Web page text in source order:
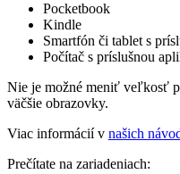
Pocketbook
Kindle
Smartfón či tablet s
Počítač s príslušnou
Nie je možné meniť veľkosť
väčšie obrazovky.
Viac informácií v našich
Prečítate na zariadeniach: